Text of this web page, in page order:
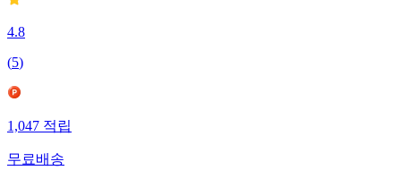
4.8
(5)
1,047 적립
무료배송